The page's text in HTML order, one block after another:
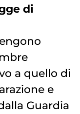
di
a quello di
e
Guardia